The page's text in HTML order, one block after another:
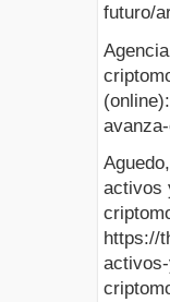
futuro/
activos
https://